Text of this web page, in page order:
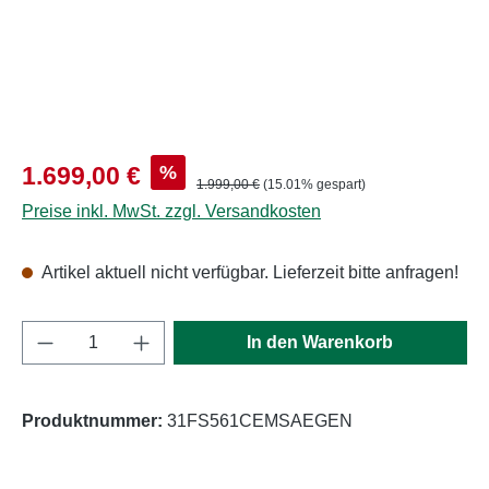
Verkaufspreis:
1.699,00 € % Regulärer Preis:
1.999,00 € (15.01% gespart)
Preise inkl. MwSt. zzgl. Versandkosten
Artikel aktuell nicht verfügbar. Lieferzeit bitte anfragen!
Produkt Anzahl: Gib den gewünschten
In den Warenkorb
Produktnummer: 31FS561CEMSAEGEN